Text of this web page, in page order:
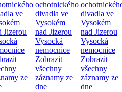
ve
Jizerou
ze
ochotnického
divadla ve
Vysokém
nad Jizerou
Vysocká
nemocnice
Zobrazit
všechny
záznamy ze
dne
divadla ve
Vysokém
nad Jizerou
Vysocká
nemocnice
Zobrazit
všechny
záznamy ze
dne